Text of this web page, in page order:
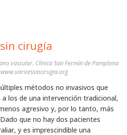
cirugía
vascular. Clínica San Fermín de Pamplona
métodos no invasivos que
los de una intervención tradicional,
agresivo y, por lo tanto, más
que no hay dos pacientes
y es imprescindible una